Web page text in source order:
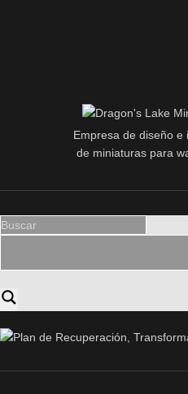
Empresa de diseño e
de miniaturas para